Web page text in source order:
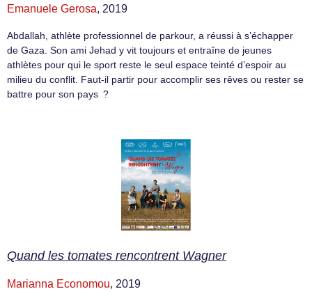
Emanuele Gerosa, 2019
Abdallah, athlète professionnel de parkour, a réussi à s’échapper
de Gaza. Son ami Jehad y vit toujours et entraîne de jeunes
athlètes pour qui le sport reste le seul espace teinté d’espoir au
milieu du conflit. Faut-il partir pour accomplir ses rêves ou rester se
battre pour son pays ?
Quand les tomates rencontrent Wagner
Marianna Economou, 2019